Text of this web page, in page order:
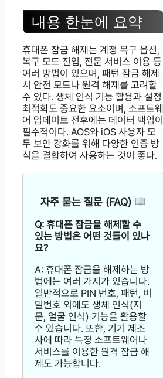
내용 한눈에 요약
휴대폰 잠금 해제는 계정 복구 옵션,
복구 모드 진입, 전문 서비스 이용 등
여러 방법이 있으며, 패턴 잠금 해제
시 안전 모드나 원격 해제를 고려할
수 있다. 생체 인식 기능 활용과 설정
최적화도 중요한 요소이며, 소프트웨
어 업데이트 전후에는 데이터 백업이
필수적이다. AOS와 iOS 사용자 모
두 보안 강화를 위해 다양한 인증 방
식을 결합하여 사용하는 것이 좋다.
자주 묻는 질문 (FAQ)
Q: 휴대폰 잠금을 해제할 수
있는 방법은 어떤 것들이 있나
요?
A: 휴대폰 잠금을 해제하는 방
법에는 여러 가지가 있습니다.
일반적으로 PIN 번호, 패턴, 비
밀번호 외에도 생체 인식(지
문, 얼굴 인식) 기능을 활용할
수 있습니다. 또한, 기기 제조
사에 따라 특정 소프트웨어나
서비스를 이용한 원격 잠금 해
제도 가능합니다.